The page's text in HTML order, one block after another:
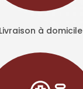
Livraison à domicile